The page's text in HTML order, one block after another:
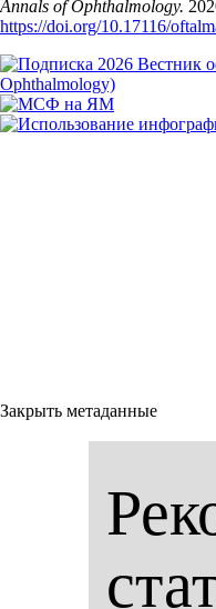
Annals of Ophthalmology.
https://doi.org/10.17116/
Закрыть метаданные